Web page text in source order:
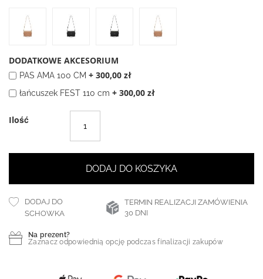
DODATKOWE AKCESORIUM
PAS AMA 100 CM + 300,00 zł
łańcuszek FEST 110 cm + 300,00 zł
Ilość
DODAJ DO KOSZYKA
DODAJ DO
SCHOWKA
TERMIN REALIZACJI ZAMÓWIENIA
30 DNI
Na prezent?
Zaznacz odpowiednią opcję podczas finalizacji zakupów